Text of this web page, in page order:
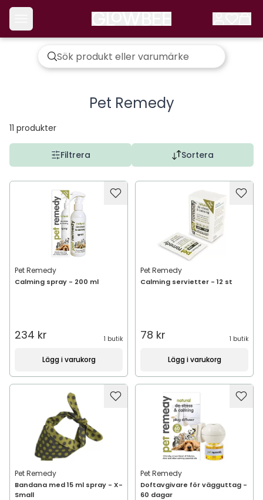
Pet Remedy
11 produkter
Filtrera Sortera
Pet Remedy
Calming spray - 200 ml
234 kr 1 butik
Lägg i varukorg
Pet Remedy
Calming servietter - 12 st
78 kr 1 butik
Lägg i varukorg
Pet Remedy
Bandana med 15 ml spray - X-
Small
Pet Remedy
Doftavgivare för vägguttag -
60 dagar